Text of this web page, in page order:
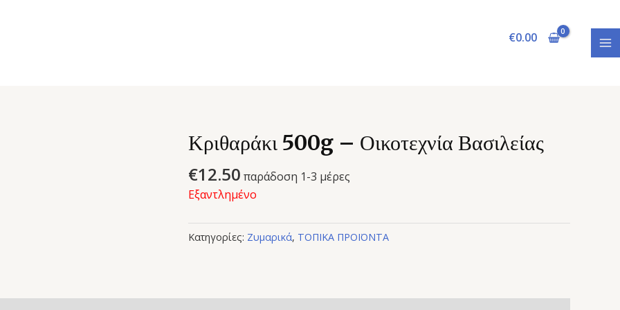
€0.00
Κριθαράκι 500g – Οικοτεχνία Βασιλείας
€12.50 παράδοση 1-3 μέρες
Εξαντλημένο
Κατηγορίες: Ζυμαρικά, ΤΟΠΙΚΑ ΠΡΟΪΟΝΤΑ